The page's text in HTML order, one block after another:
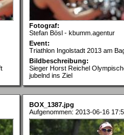
Fotograf:
Stefan Bösl - kbumm.agentur
Event:
Triathlon Ingolstadt 2013 am
Bildbeschreibung:
Sieger Horst Reichel
jubelnd ins Ziel
BOX_1387.jpg
Aufgenommen: 2013-06-16